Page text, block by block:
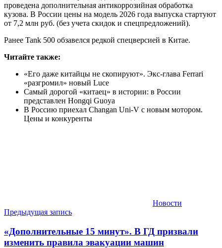
проведена дополнительная антикоррозийная обработка
кузова. В России цены на модель 2026 года выпуска стартуют
от 7,2 млн руб. (без учета скидок и спецпредложений).
Ранее Tank 500 обзавелся редкой спецверсией в Китае.
Читайте также:
«Его даже китайцы не скопируют». Экс-глава Ferrari
«разгромил» новый Luce
Самый дорогой «китаец» в истории: в России
представлен Hongqi Guoya
В Россию приехал Changan Uni-V с новым мотором.
Цены и конкуренты
Новости
Навигация
по
записям
Предыдущая запись
«Дополнительные 15 минут». В ГД призвали
изменить правила эвакуации машин